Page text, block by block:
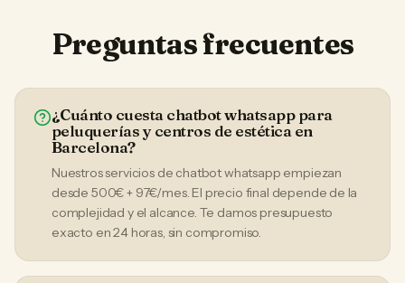
Preguntas frecuentes
¿Cuánto cuesta chatbot whatsapp para
peluquerías y centros de estética en
Barcelona?
Nuestros servicios de chatbot whatsapp empiezan
desde 500€ + 97€/mes. El precio final depende de la
complejidad y el alcance. Te damos presupuesto
exacto en 24 horas, sin compromiso.